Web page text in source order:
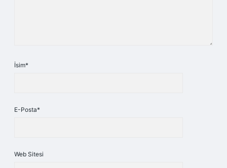
İsim*
E-Posta*
Web Sitesi